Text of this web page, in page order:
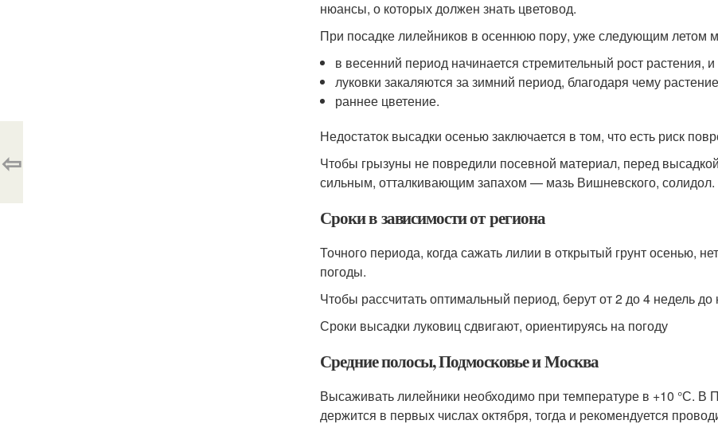
нюансы, о которых должен знать цветовод.
При посадке лилейников в осеннюю пору, уже следующим летом
в весенний период начинается стремительный рост растения,
луковки закаляются за зимний период, благодаря чему
раннее цветение.
Недостаток высадки осенью заключается в том, что есть риск
Чтобы грызуны не повредили посевной материал, перед
сильным, отталкивающим запахом — мазь Вишневского, солидол.
Сроки в зависимости от региона
Точного периода, когда сажать лилии в открытый грунт осенью,
погоды.
Чтобы рассчитать оптимальный период, берут от 2 до 4 недель
Сроки высадки луковиц сдвигают, ориентируясь на погоду
Средние полосы, Подмосковье и Москва
Высаживать лилейники необходимо при температуре в +10 °С. В
держится в первых числах октября, тогда и рекомендуется
⇦